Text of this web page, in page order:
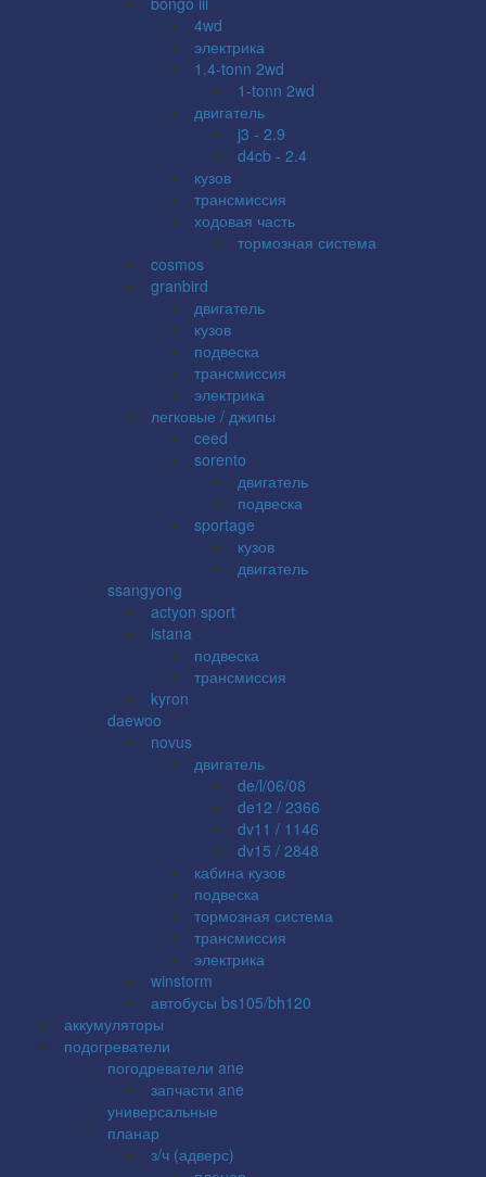
4wd
электрика
1.4-tonn 2wd
1-tonn 2wd
двигатель
j3 - 2.9
d4cb - 2.4
кузов
трансмиссия
ходовая часть
тормозная система
cosmos
granbird
двигатель
кузов
подвеска
трансмиссия
электрика
легковые / джипы
ceed
sorento
двигатель
подвеска
sportage
кузов
двигатель
ssangyong
actyon sport
istana
подвеска
трансмиссия
kyron
daewoo
novus
двигатель
de/l/06/08
de12 / 2366
dv11 / 1146
dv15 / 2848
кабина кузов
подвеска
тормозная система
трансмиссия
электрика
winstorm
автобусы bs105/bh120
аккумуляторы
подогреватели
погодреватели ane
запчасти ane
универсальные
планар
з/ч (адверс)